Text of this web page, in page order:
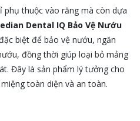
phụ thuộc vào răng mà còn dựa
Dental IQ Bảo Vệ Nướu
biệt để bảo vệ nướu, ngăn
đồng thời giúp loại bỏ mảng
Đây là sản phẩm lý tưởng cho
toàn diện và an toàn.